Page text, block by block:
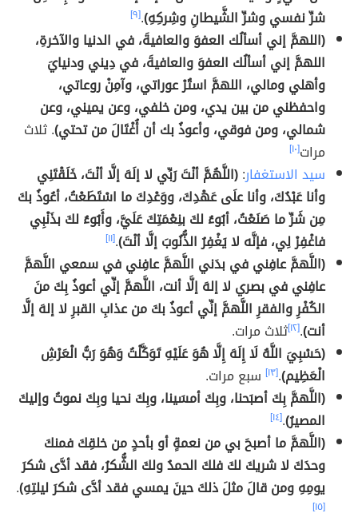
شرِّ نفسي وشرِّ الشَّيطانِ وشِركِهِ).[٩]
(اللهمَّ إني أسألُك العفوَ والعافيةَ، في الدنيا والآخرةِ،
اللهمَّ إني أسألُك العفوَ والعافيةَ، في دِيني ودنيايَ
وأهلي ومالي، اللهمَّ استُرْ عوراتي، وآمِنْ روعاتي،
واحفظني من بين يدي، ومن خلفي، وعن يميني، وعن
شمالي، ومن فوقي، وأعوذُ بك أن أُغْتَالَ من تحتي). ثلاث
مرات[١٠]
سيد الاستغفار:(اللَّهُمَّ أنْتَ رَبِّي لا إلَهَ إلَّا أنْتَ، خَلَقْتَنِي
وأنا عَبْدُكَ، وأنا علَى عَهْدِكَ، ووَعْدِكَ ما اسْتَطَعْتُ، أعُوذُ بكَ
مِن شَرِّ ما صَنَعْتُ، أبُوءُ لكَ بنِعْمَتِكَ عَلَيَّ، وأَبُوءُ لكَ بذَنْبِي
فاغْفِرْ لِي، فإنَّه لا يَغْفِرُ الذُّنُوبَ إلَّا أنْتَ).[١١]
(اللَّهمَّ عافِني في بدَني اللَّهمَّ عافِني في سمعي اللَّهمَّ
عافِني في بصري لا إلهَ إلَّا أنت، اللَّهمَّ إنِّي أعوذُ بِكَ منَ
الكُفْرِ والفقرِ اللَّهمَّ إنِّي أعوذُ بكَ من عذابِ القبرِ لا إلهَ إلَّا
أنت).[١٢] ثلاث مرات.
(حَسْبِيَ اللَّهُ لَا إِلَهَ إِلَّا هُوَ عَلَيْهِ تَوَكَّلْتُ وَهُوَ رَبُّ الْعَرْشِ
الْعَظِيم).[١٣] سبع مرات.
(اللَّهمَّ بِكَ أصبَحنا، وبِكَ أمسَينا، وبِكَ نحيا وبِكَ نموتُ وإليكَ
المصيرُ).[١٤]
(اللَّهمَّ ما أصبحَ بي من نعمةٍ أو بأحدٍ من خلقِكَ فمنكَ
وحدَكَ لا شريكَ لكَ فلكَ الحمدُ ولكَ الشُّكرُ، فقد أدَّى شكرَ
يومِهِ ومن قالَ مثلَ ذلكَ حينَ يمسي فقد أدَّى شكرَ ليلتِهِ).
[١٥]